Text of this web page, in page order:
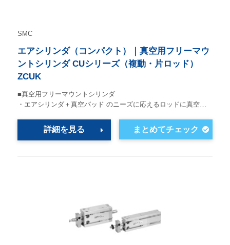
SMC
エアシリンダ（コンパクト）｜真空用フリーマウ
ントシリンダ CUシリーズ（複動・片ロッド）
ZCUK
■真空用フリーマウントシリンダ
・エアシリンダ＋真空パッド のニーズに応えるロッドに真空…
詳細を見る